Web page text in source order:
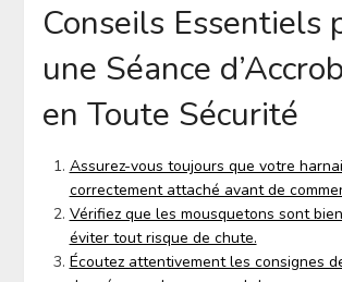
Conseils Essentiels
une Séance
en Toute Sécurité
Assurez-vous toujours que votre
correctement attaché avant de
Vérifiez que les mousquetons sont
éviter tout risque de chute.
Écoutez attentivement les consignes